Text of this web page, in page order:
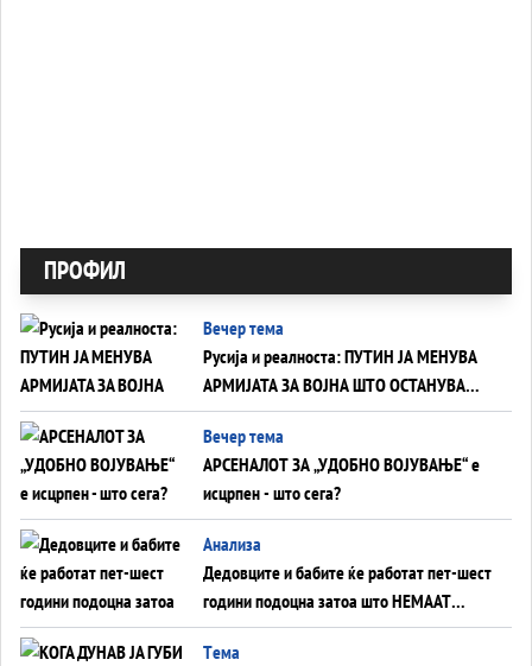
ПРОФИЛ
Вечер тема
Русија и реалноста: ПУТИН ЈА МЕНУВА
АРМИЈАТА ЗА ВОЈНА ШТО ОСТАНУВА
БЕЗ ФРОНТ
Вечер тема
АРСЕНАЛОТ ЗА „УДОБНО ВОЈУВАЊЕ“ е
исцрпен - што сега?
Анализа
Дедовците и бабите ќе работат пет-шест
години подоцна затоа што НЕМААТ
ВНУЦИ ДА ГИ ЗАМЕНАТ
Tема